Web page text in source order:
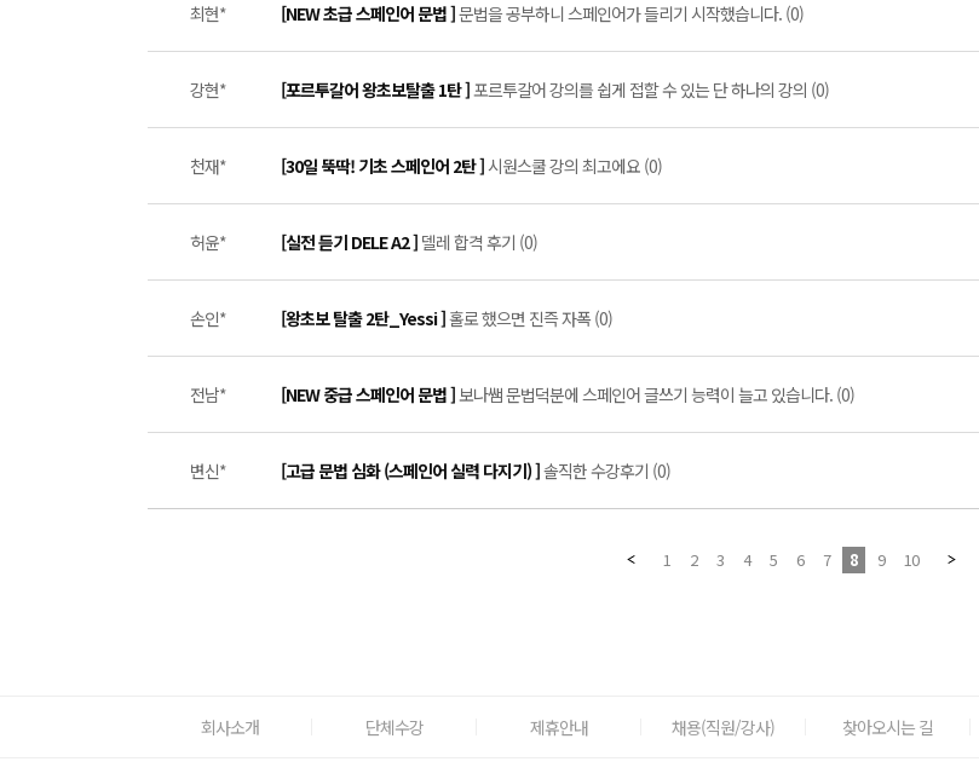
최현* [NEW 초급 스페인어 문법 ]문법을 공부하니 스페인어가 들리기 시작했습니다. (0)
강현* [포르투갈어 왕초보탈출 1탄 ]포르투갈어 강의를 쉽게 접할 수 있는 단 하나의 강의 (0)
천재* [30일 뚝딱! 기초 스페인어 2탄 ]시원스쿨 강의 최고에요 (0)
허윤* [실전 듣기 DELE A2 ] 델레 합격 후기 (0)
손인* [왕초보 탈출 2탄_Yessi ]홀로 했으면 진즉 자폭 (0)
전남* [NEW 중급 스페인어 문법 ]보나쌤 문법덕분에 스페인어 글쓰기 능력이 늘고 있습니다. (0)
변신* [고급 문법 심화 (스페인어 실력 다지기) ]솔직한 수강후기 (0)
1 2 3 4 5 6 7 8 9 10
회사소개 단체수강 제휴안내 채용(직원/강사) 찾아오시는 길